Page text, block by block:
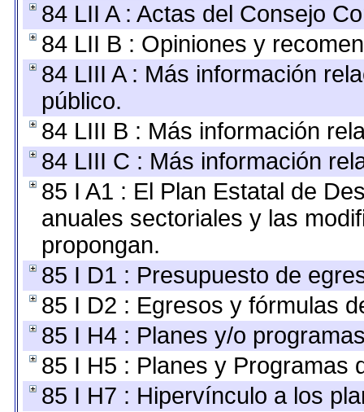
84 LII A : Actas del Consejo
84 LII B : Opiniones y
84 LIII A : Más información
público.
84 LIII B : Más información
84 LIII C : Más información
85 I A1 : El Plan Estatal de
anuales sectoriales y las
propongan.
85 I D1 : Presupuesto de
85 I D2 : Egresos y fórmulas
85 I H4 : Planes y/o
85 I H5 : Planes y Programas
85 I H7 : Hipervínculo a los